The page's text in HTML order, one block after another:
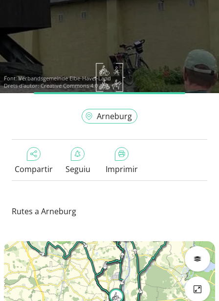
Font:Verbandsgemeinde Elbe-Havel-Land
Drets d'autor: Creative Commons 4.0
Arneburg
Compartir Seguiu Imprimir
Rutes a Arneburg